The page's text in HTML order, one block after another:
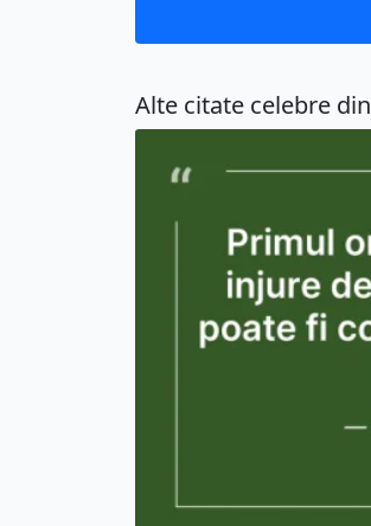
Alte citate celebre din